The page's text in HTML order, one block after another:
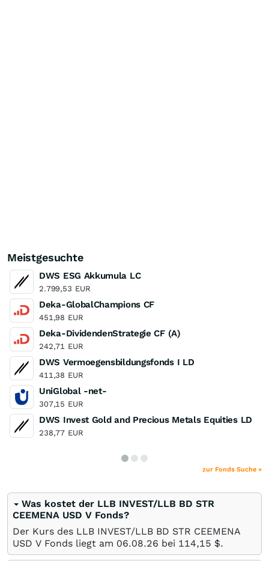
Meistgesuchte
DWS ESG Akkumula LC
2.799,53 EUR
Deka-GlobalChampions CF
451,98 EUR
Deka-DividendenStrategie CF (A)
242,71 EUR
DWS Vermoegensbildungsfonds I LD
411,38 EUR
UniGlobal -net-
307,15 EUR
DWS Invest Gold and Precious Metals Equities LD
238,77 EUR
zur Fonds Suche »
Was kostet der LLB INVEST/LLB BD STR
CEEMENA USD V Fonds?
Der Kurs des LLB INVEST/LLB BD STR CEEMENA
USD V Fonds liegt am 06.08.26 bei 114,15 $.